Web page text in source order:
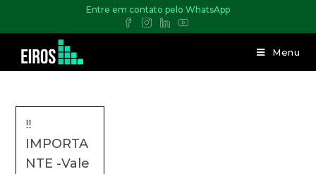
Entre em contato pelo WhatsApp
Menu
‼️
IMPORTA
NTE -Vale